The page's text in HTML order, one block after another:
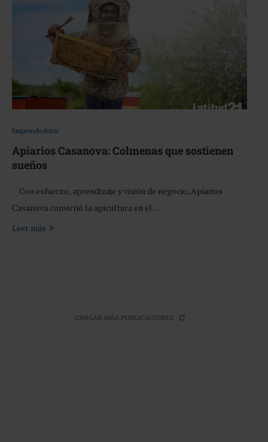
Emprendedores
Apiarios Casanova: Colmenas que sostienen
sueños
Con esfuerzo, aprendizaje y visión de negocio, Apiarios
Casanova convirtió la apicultura en el …
Leer más
CARGAR MÁS PUBLICACIONES